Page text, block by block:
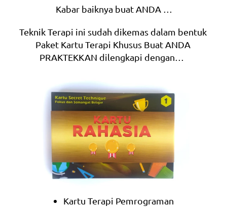
Kabar baiknya buat ANDA …
Teknik Terapi ini sudah dikemas dalam bentuk
Paket Kartu Terapi Khusus Buat ANDA
PRAKTEKKAN dilengkapi dengan…
Kartu Terapi Pemrograman